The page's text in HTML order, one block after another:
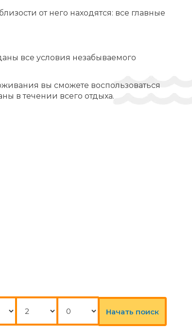
от него находятся: все главные
все условия незабываемого
вы сможете воспользоваться
в течении всего отдыха.
некоторым количеством
которые сделают ваш отдых
Начать поиск